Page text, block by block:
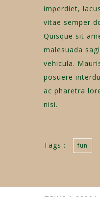
imperdiet,
vitae semper
Quisque sit
malesuada
vehicula.
posuere
ac pharetra
nisi.
Tags : fun